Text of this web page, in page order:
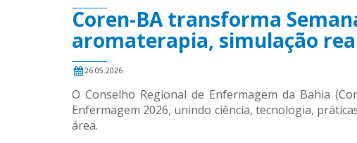
Coren-BA transforma
aromaterapia, simulação
26.05.2026
O Conselho Regional de Enfermagem da Bahia
Enfermagem 2026, unindo ciência, tecnologia,
área.